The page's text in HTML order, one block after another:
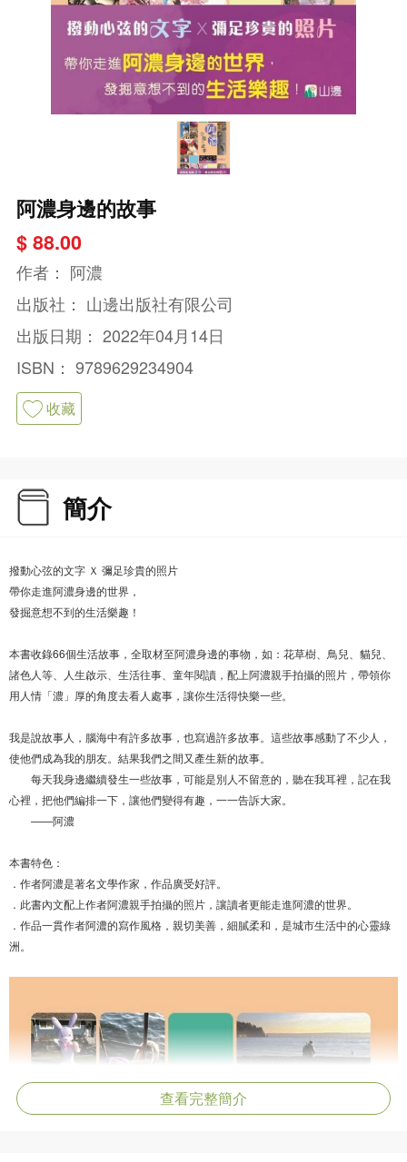
阿濃身邊的故事
$ 88.00
作者： 阿濃
出版社： 山邊出版社有限公司
出版日期： 2022年04月14日
ISBN： 9789629234904
收藏
簡介
撥動心弦的文字 Ｘ 彌足珍貴的照片
帶你走進阿濃身邊的世界，
發掘意想不到的生活樂趣！
本書收錄66個生活故事，全取材至阿濃身邊的事物，如：花草樹、鳥兒、貓兒、
諸色人等、人生啟示、生活往事、童年閱讀，配上阿濃親手拍攝的照片，帶領你
用人情「濃」厚的角度去看人處事，讓你生活得快樂一些。
我是說故事人，腦海中有許多故事，也寫過許多故事。這些故事感動了不少人，
使他們成為我的朋友。結果我們之間又產生新的故事。
每天我身邊繼續發生一些故事，可能是別人不留意的，聽在我耳裡，記在我
心裡，把他們編排一下，讓他們變得有趣，一一告訴大家。
——阿濃
本書特色：
．作者阿濃是著名文學作家，作品廣受好評。
．此書內文配上作者阿濃親手拍攝的照片，讓讀者更能走進阿濃的世界。
．作品一貫作者阿濃的寫作風格，親切美善，細膩柔和，是城市生活中的心靈綠
洲。
查看完整簡介